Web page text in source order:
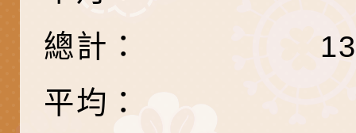
育兒中找回內在安定
心怡心理師主講】線
座
下簡稱輔諮中心)辦
上半年高國中小學學
生諮詢服務
檢送「桃園市特殊教
緒及行為問題支持資
114學年度第2學期
檢送桃園市政府LCD
（圖）片
檢送桃園市政府LED
總計：
平均：